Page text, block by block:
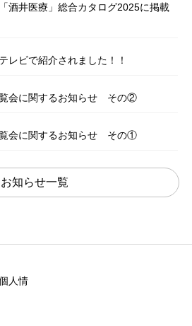
酒井医療」総合カタログ2025に掲載
レビで紹介されました！！
会に関するお知らせ その②
会に関するお知らせ その①
お知らせ一覧
人情